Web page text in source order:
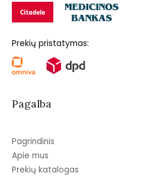
Prekių pristatymas:
Pagalba
Pagrindinis
Apie mus
Prekių katalogas